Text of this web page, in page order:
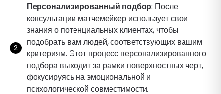
Персонализированный подбор: После
консультации матчемейкер использует свои
знания о потенциальных клиентах, чтобы
подобрать вам людей, соответствующих вашим
критериям. Этот процесс персонализированного
подбора выходит за рамки поверхностных черт,
фокусируясь на эмоциональной и
психологической совместимости.